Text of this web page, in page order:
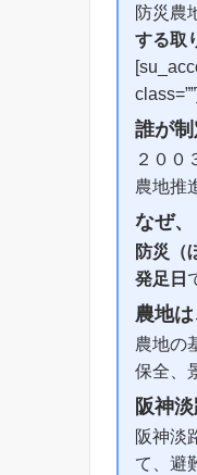
防災農
する取
class=””]
誰が
２００
農地推
なぜ
防災（
発足日
農地
農地の
保全、
阪神
阪神淡
て、避